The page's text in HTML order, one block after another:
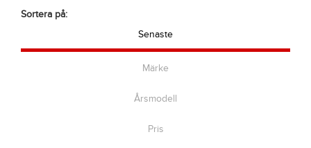
Sortera på:
Senaste
Märke
Årsmodell
Pris